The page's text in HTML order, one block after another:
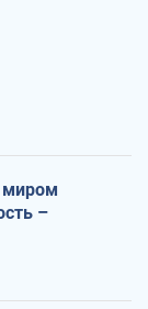
–